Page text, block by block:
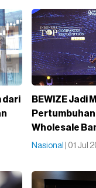
dari
BEWIZE Jadi
Pertumbuhan
Wholesale
Nasional | 01 Jul